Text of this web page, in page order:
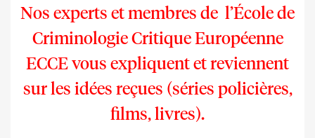
Nos experts et membres de l’École de
Criminologie Critique Européenne
ECCE vous expliquent et reviennent
sur les idées reçues (séries policières,
films, livres).